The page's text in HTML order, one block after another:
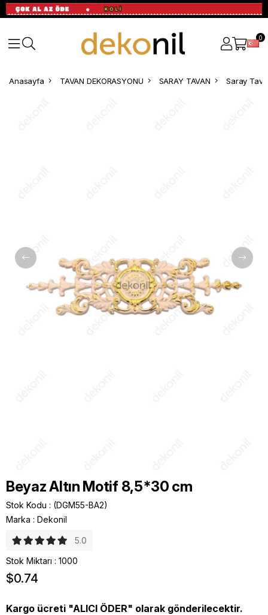
0
Anasayfa TAVAN DEKORASYONU SARAY TAVAN Saray
Beyaz Altın Motif 8,5*30 cm
Stok Kodu
(DGM55-BA2)
Marka : Dekonil
5.0
Stok Miktarı : 1000
$0.74
Kargo ücreti "ALICI ÖDER" olarak gönderilecektir.